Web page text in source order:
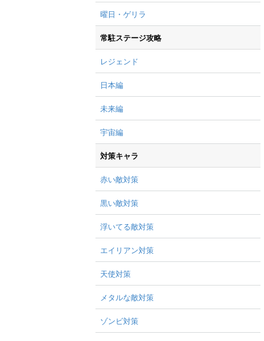
曜日・ゲリラ
常駐ステージ攻略
レジェンド
日本編
未来編
宇宙編
対策キャラ
赤い敵対策
黒い敵対策
浮いてる敵対策
エイリアン対策
天使対策
メタルな敵対策
ゾンビ対策